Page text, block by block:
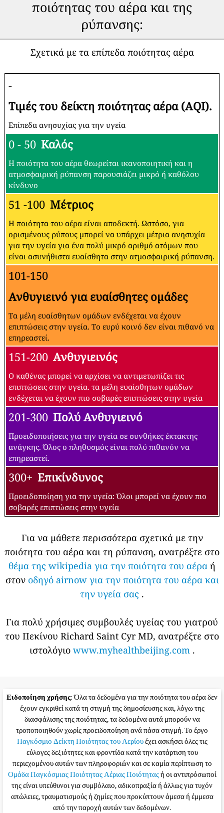
ποιότητας του αέρα και της
ρύπανσης:
Σχετικά με τα επίπεδα ποιότητας αέρα
-
Τιμές του δείκτη ποιότητας αέρα (AQI).
Επίπεδα ανησυχίας για την υγεία
0 - 50 Καλός
Η ποιότητα του αέρα θεωρείται ικανοποιητική και η
ατμοσφαιρική ρύπανση παρουσιάζει μικρό ή καθόλου
κίνδυνο
51 -100 Μέτριος
Η ποιότητα του αέρα είναι αποδεκτή. Ωστόσο, για
ορισμένους ρύπους μπορεί να υπάρχει μέτρια ανησυχία
για την υγεία για ένα πολύ μικρό αριθμό ατόμων που
είναι ασυνήθιστα ευαίσθητα στην ατμοσφαιρική ρύπανση.
101-150
Ανθυγιεινό για ευαίσθητες ομάδες
Τα μέλη ευαίσθητων ομάδων ενδέχεται να έχουν
επιπτώσεις στην υγεία. Το ευρύ κοινό δεν είναι πιθανό να
επηρεαστεί.
151-200 Ανθυγιεινός
Ο καθένας μπορεί να αρχίσει να αντιμετωπίζει τις
επιπτώσεις στην υγεία. τα μέλη ευαίσθητων ομάδων
ενδέχεται να έχουν πιο σοβαρές επιπτώσεις στην υγεία
201-300 Πολύ Ανθυγιεινό
Προειδοποιήσεις για την υγεία σε συνθήκες έκτακτης
ανάγκης. Όλος ο πληθυσμός είναι πολύ πιθανόν να
επηρεαστεί.
300+ Επικίνδυνος
Προειδοποίηση για την υγεία: Όλοι μπορεί να έχουν πιο
σοβαρές επιπτώσεις στην υγεία
Για να μάθετε περισσότερα σχετικά με την
ποιότητα του αέρα και τη ρύπανση, ανατρέξτε στο
θέμα της wikipedia για την ποιότητα του αέρα ή
στον οδηγό airnow για την ποιότητα του αέρα και
την υγεία σας .
Για πολύ χρήσιμες συμβουλές υγείας του γιατρού
του Πεκίνου Richard Saint Cyr MD, ανατρέξτε στο
ιστολόγιο www.myhealthbeijing.com.
Ειδοποίηση χρήσης: Όλα τα δεδομένα για την ποιότητα του αέρα δεν
έχουν εγκριθεί κατά τη στιγμή της δημοσίευσης και, λόγω της
διασφάλισης της ποιότητας, τα δεδομένα αυτά μπορούν να
τροποποιηθούν χωρίς προειδοποίηση ανά πάσα στιγμή. Το έργο
Παγκόσμιο Δείκτη Ποιότητας του Αερίουέχει ασκήσει όλες τις
εύλογες δεξιότητες και φροντίδα κατά την κατάρτιση του
περιεχομένου αυτών των πληροφοριών και σε καμία περίπτωση το
Ομάδα Παγκόσμιας Ποιότητας Αέριας Ποιότηταςή οι αντιπρόσωποί
της είναι υπεύθυνοι για συμβόλαιο, αδικοπραξία ή άλλως για τυχόν
απώλειες, τραυματισμούς ή ζημίες που προκύπτουν άμεσα ή έμμεσα
από την παροχή αυτών των δεδομένων.